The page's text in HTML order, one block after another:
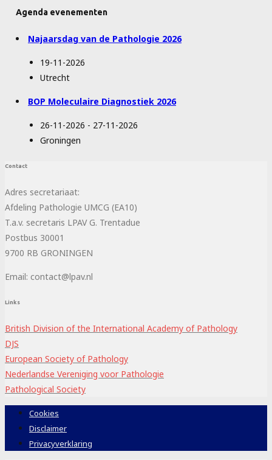
Agenda evenementen
Najaarsdag van de Pathologie 2026
19-11-2026
Utrecht
BOP Moleculaire Diagnostiek 2026
26-11-2026 - 27-11-2026
Groningen
Contact
Adres secretariaat:
Afdeling Pathologie UMCG (EA10)
T.a.v. secretaris LPAV G. Trentadue
Postbus 30001
9700 RB GRONINGEN
Email: contact@lpav.nl
Links
British Division of the International Academy of Pathology
DJS
European Society of Pathology
Nederlandse Vereniging voor Pathologie
Pathological Society
Cookies
Disclaimer
Privacyverklaring